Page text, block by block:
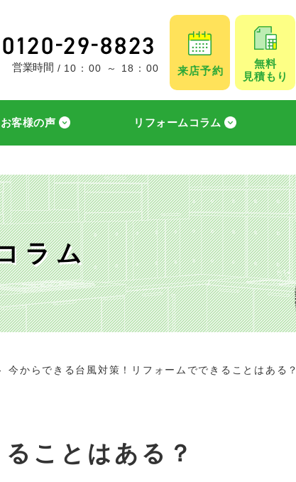
営業時間 10：00 ～ 18：00 来店予約
無料
見積もり
客様の声 リフォームコラム
ラム
今からできる台風対策！リフォームでできることはある？
ことはある？